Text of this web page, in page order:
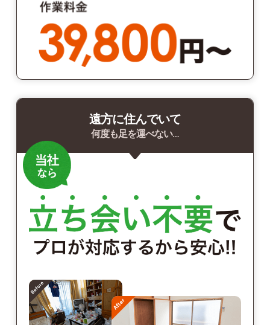
遠方に住んでいて
何度も足を運べない…